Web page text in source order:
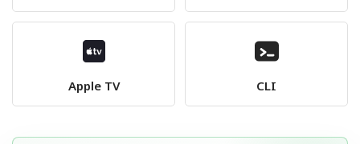
Apple TV CLI